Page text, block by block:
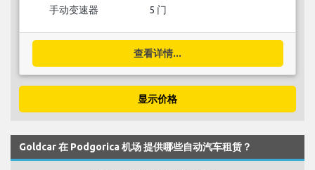
手动变速器 5 门
查看详情...
显示价格
Goldcar 在 Podgorica 机场 提供哪些自动汽车租赁？